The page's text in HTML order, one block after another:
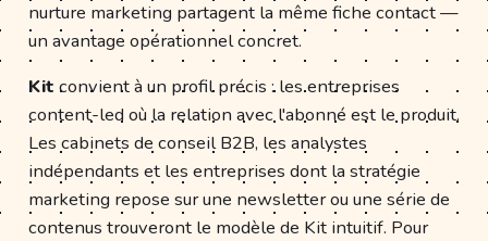
nurture marketing partagent la même fiche contact —
un avantage opérationnel concret.
Kit convient à un profil précis : les entreprises
content-led où la relation avec l'abonné est le produit.
Les cabinets de conseil B2B, les analystes
indépendants et les entreprises dont la stratégie
marketing repose sur une newsletter ou une série de
contenus trouveront le modèle de Kit intuitif. Pour